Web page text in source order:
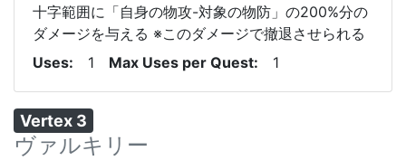
十字範囲に「自身の物攻-対象の物防」の200%分の
ダメージを与える ※このダメージで撤退させられる
Uses
1 Max Uses per Quest 1
Vertex 3
ヴァルキリー